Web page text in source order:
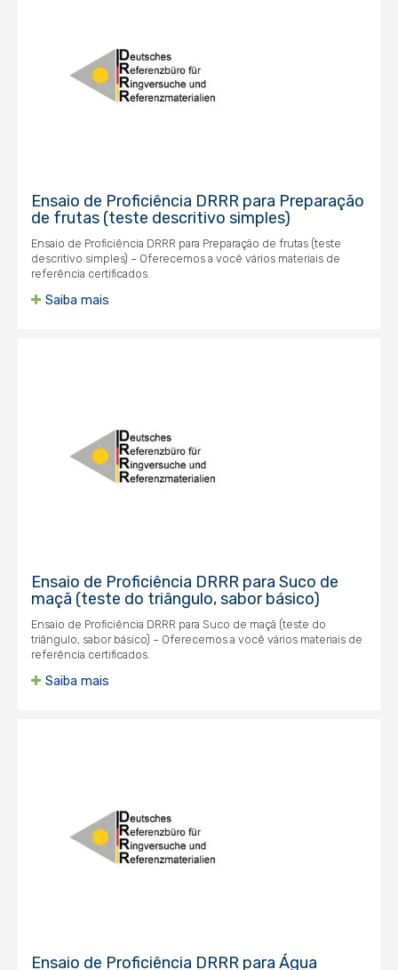
Ensaio de Proficiência DRRR para Preparação
de frutas (teste descritivo simples)
Ensaio de Proficiência DRRR para Preparação de frutas (teste
descritivo simples) – Oferecemos a você vários materiais de
referência certificados.
Saiba mais
Ensaio de Proficiência DRRR para Suco de
maçã (teste do triângulo, sabor básico)
Ensaio de Proficiência DRRR para Suco de maçã (teste do
triângulo, sabor básico) – Oferecemos a você vários materiais de
referência certificados.
Saiba mais
Ensaio de Proficiência DRRR para Água